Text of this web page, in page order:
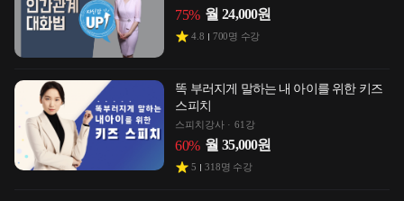
75% 월 24,000원
4.8 700명 수강
똑 부러지게 말하는 내 아이를 위한 키즈
스피치
스피치강사 61강
60% 월 35,000원
5 318명 수강